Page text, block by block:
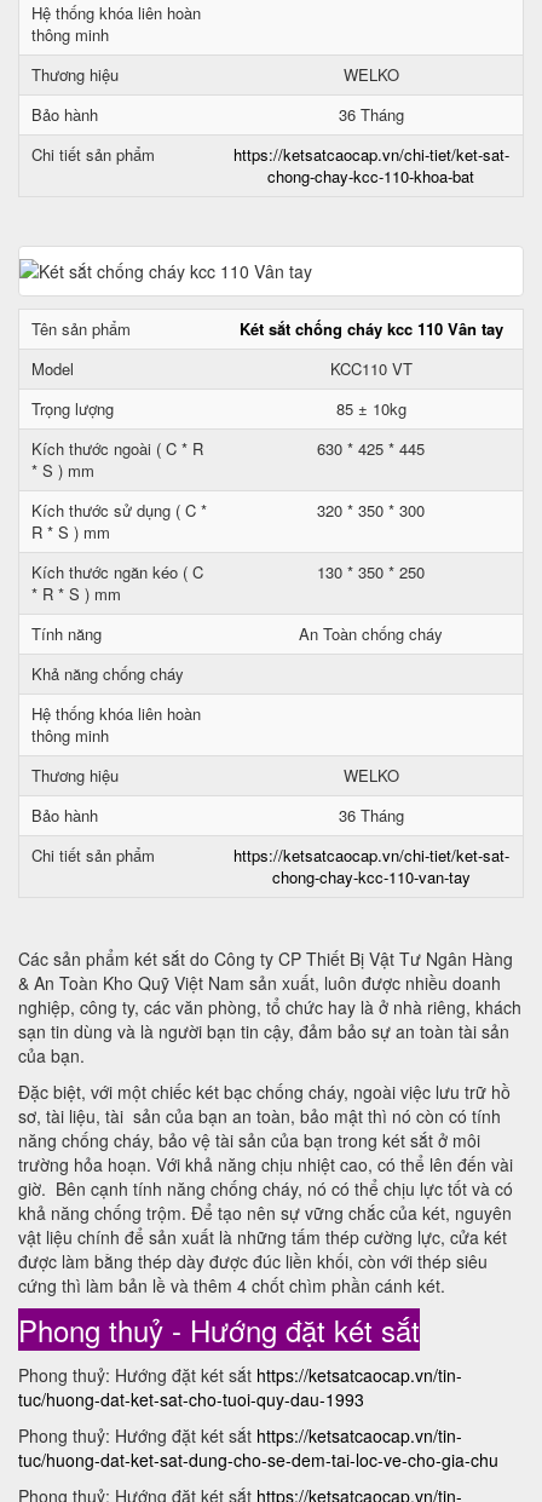
Hệ thống khóa liên hoàn
thông minh
Thương hiệu
WELKO
Bảo hành
36 Tháng
Chi tiết sản phẩm
https://ketsatcaocap.vn/chi-tiet/ket-sat-
chong-chay-kcc-110-khoa-bat
Tên sản phẩm
Két sắt chống cháy kcc 110 Vân tay
Model
KCC110 VT
Trọng lượng
85 ± 10kg
Kích thước ngoài ( C * R
* S ) mm
630 * 425 * 445
Kích thước sử dụng ( C *
R * S ) mm
320 * 350 * 300
Kích thước ngăn kéo ( C
* R * S ) mm
130 * 350 * 250
Tính năng
An Toàn chống cháy
Khả năng chống cháy
Hệ thống khóa liên hoàn
thông minh
Thương hiệu
WELKO
Bảo hành
36 Tháng
Chi tiết sản phẩm
https://ketsatcaocap.vn/chi-tiet/ket-sat-
chong-chay-kcc-110-van-tay
Các sản phẩm két sắt do Công ty CP Thiết Bị Vật Tư Ngân Hàng
& An Toàn Kho Quỹ Việt Nam sản xuất, luôn được nhiều doanh
nghiệp, công ty, các văn phòng, tổ chức hay là ở nhà riêng, khách
sạn tin dùng và là người bạn tin cậy, đảm bảo sự an toàn tài sản
của bạn.
Đặc biệt, với một chiếc két bạc chống cháy, ngoài việc lưu trữ hồ
sơ, tài liệu, tài sản của bạn an toàn, bảo mật thì nó còn có tính
năng chống cháy, bảo vệ tài sản của bạn trong két sắt ở môi
trường hỏa hoạn. Với khả năng chịu nhiệt cao, có thể lên đến vài
giờ. Bên cạnh tính năng chống cháy, nó có thể chịu lực tốt và có
khả năng chống trộm. Để tạo nên sự vững chắc của két, nguyên
vật liệu chính để sản xuất là những tấm thép cường lực, cửa két
được làm bằng thép dày được đúc liền khối, còn với thép siêu
cứng thì làm bản lề và thêm 4 chốt chìm phần cánh két.
Phong thuỷ - Hướng đặt két sắt
Phong thuỷ: Hướng đặt két sắt https://ketsatcaocap.vn/tin-
tuc/huong-dat-ket-sat-cho-tuoi-quy-dau-1993
Phong thuỷ: Hướng đặt két sắt https://ketsatcaocap.vn/tin-
tuc/huong-dat-ket-sat-dung-cho-se-dem-tai-loc-ve-cho-gia-chu
Phong thuỷ: Hướng đặt két sắt https://ketsatcaocap.vn/tin-